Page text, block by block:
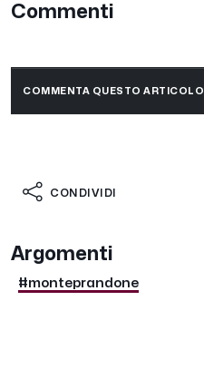
Commenti
COMMENTA QUESTO ARTICOLO
CONDIVIDI
Argomenti
#monteprandone